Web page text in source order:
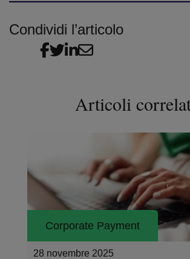
Condividi l’articolo
Articoli
Corporate Payment
28 novembre 2025